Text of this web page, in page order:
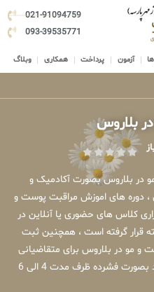
021-91094759
093-39535771
آزمون پرداخت همکاری وبلاگ
بلاروس
در بلاروس بصورت آکادمیک و
دوره های اموزش مراقبت پوست و
کلاس های حضوری یا آنلاین در
قرار گرفته است ، همچنین ثبت
مو در بلاروس برای متقاضیانی
که در سایر شهر ها و استان ها هستند بصورت فشرده ظرف مدت 4 الی 6